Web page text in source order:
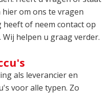
hier om ons te vragen
heeft of neem contact op
helpen u graag verder.
als leverancier en
voor alle typen. Zo